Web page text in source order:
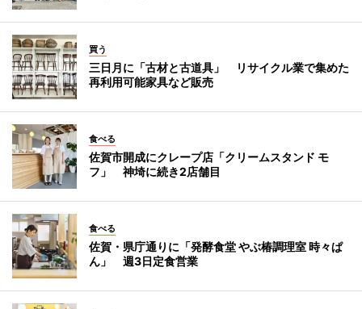
買う
三日月に「古材と古道具」 リサイクル業で集めた
再利用可能家具など販売
食べる
佐賀市開成にクレープ店「クリームスタンド モ
フ」 神埼に続き2店舗目
食べる
佐賀・県庁通りに「発酵食堂 やぶ椿調理室 時々ぱ
ん」 週3日定食営業